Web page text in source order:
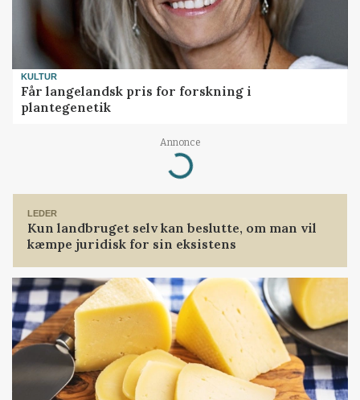
KULTUR
Får langelandsk pris for forskning i
plantegenetik
Annonce
Loading...
LEDER
Kun landbruget selv kan beslutte, om man vil
kæmpe juridisk for sin eksistens